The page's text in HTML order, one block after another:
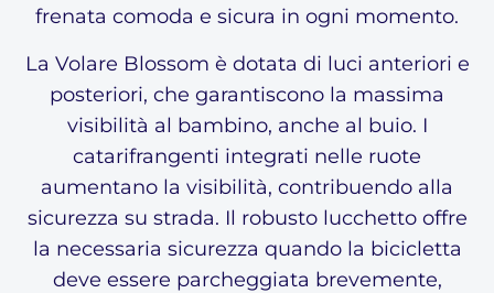
frenata comoda e sicura in ogni momento.
La Volare Blossom è dotata di luci anteriori e
posteriori, che garantiscono la massima
visibilità al bambino, anche al buio. I
catarifrangenti integrati nelle ruote
aumentano la visibilità, contribuendo alla
sicurezza su strada. Il robusto lucchetto offre
la necessaria sicurezza quando la bicicletta
deve essere parcheggiata brevemente,